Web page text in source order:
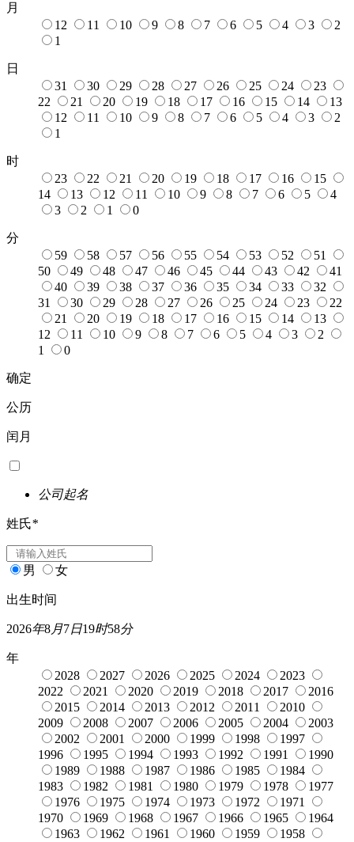
月
12
11 10 9 8 7 6 5 4 3
2
1
日
31
30 29 28 27 26 25 24
23
22
21 20 19 18 17 16 15 14
13
12
11 10 9 8 7 6 5 4 3
2
1
时
23
22 21 20 19 18 17 16
15
14
13 12 11 10 9 8 7 6 5
4
3
2 1 0
分
59
58 57 56 55 54 53 52
51
50
49 48 47 46 45 44 43 42
41
40
39 38 37 36 35 34 33
32
31
30 29 28 27 26 25 24 23
22
21
20 19 18 17 16 15 14
13
12
11 10 9 8 7 6 5 4 3
2
1
0
确定
公历
闰月
公司起名
姓氏*
男 女
出生时间
2026年8月7日19时58分
年
2028
2027 2026 2025 2024
2023
2022
2021 2020 2019 2018 2017
2016
2015
2014 2013 2012 2011
2010
2009
2008 2007 2006 2005 2004
2003
2002
2001 2000 1999 1998
1997
1996
1995 1994 1993 1992 1991
1990
1989
1988 1987 1986 1985
1984
1983
1982 1981 1980 1979 1978
1977
1976
1975 1974 1973 1972
1971
1970
1969 1968 1967 1966 1965
1964
1963
1962 1961 1960 1959
1958